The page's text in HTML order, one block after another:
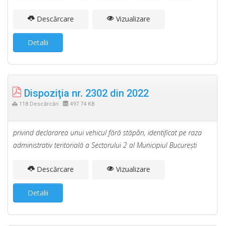
Descărcare Vizualizare
Detalii
Dispoziţia nr. 2302 din 2022
118 Descărcări 497.74 KB
privind declararea unui vehicul fără stăpân, identificat pe raza
administrativ teritorială a Sectorului 2 al Municipiul Bucureşti
Descărcare Vizualizare
Detalii